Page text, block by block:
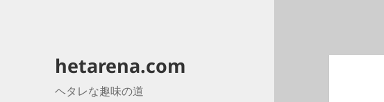
hetarena.com
ヘタレな趣味の道